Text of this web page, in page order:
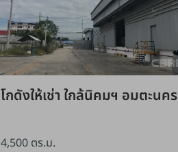
โกดังให้เช่า ใกล้นิคมฯ อมตะนคร
4,500 ตร.ม.